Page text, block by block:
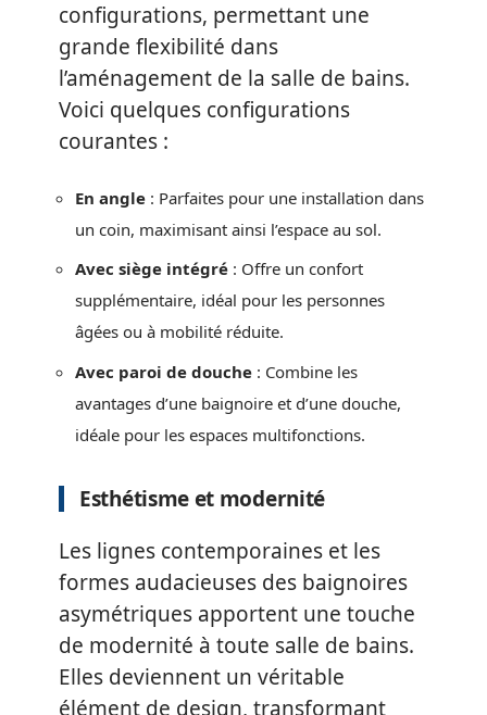
configurations, permettant une
grande flexibilité dans
l’aménagement de la salle de bains.
Voici quelques configurations
courantes :
En angle : Parfaites pour une installation dans
un coin, maximisant ainsi l’espace au sol.
Avec siège intégré : Offre un confort
supplémentaire, idéal pour les personnes
âgées ou à mobilité réduite.
Avec paroi de douche : Combine les
avantages d’une baignoire et d’une douche,
idéale pour les espaces multifonctions.
Esthétisme et modernité
Les lignes contemporaines et les
formes audacieuses des baignoires
asymétriques apportent une touche
de modernité à toute salle de bains.
Elles deviennent un véritable
élément de design, transformant